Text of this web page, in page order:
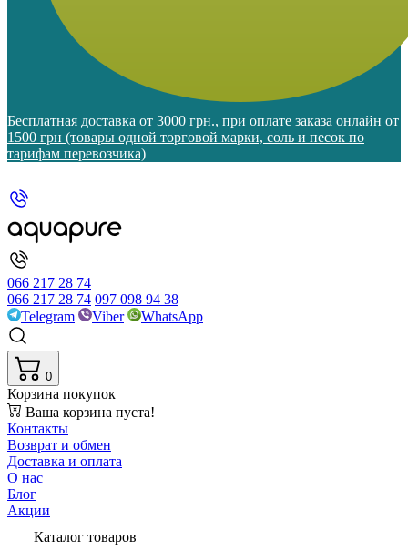
Бесплатная доставка от 3000 грн., при оплате заказа онлайн от
1500 грн (товары одной торговой марки, соль и песок по
тарифам перевозчика)
066 217 28 74
066 217 28 74 097 098 94 38
Telegram
Viber WhatsApp
0
Корзина покупок
Ваша корзина пуста!
Контакты
Возврат и обмен
Доставка и оплата
О нас
Блог
Акции
Каталог товаров